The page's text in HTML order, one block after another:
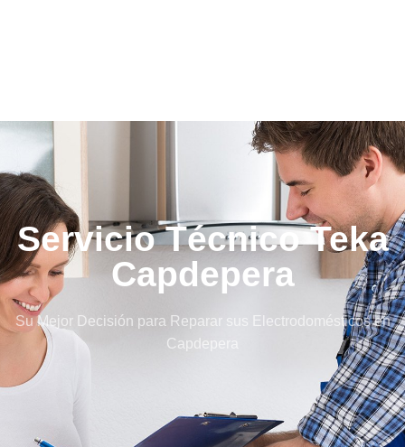
Servicio Técnico Teka
Capdepera
Su Mejor Decisión para Reparar sus Electrodomésticos en
Capdepera